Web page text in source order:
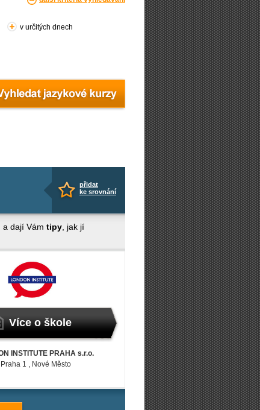
v určitých dnech
přidat
ke srovnání
a dají Vám tipy , jak jí
Více o škole
INSTITUTE PRAHA s.r.o.
Praha 1 , Nové Město